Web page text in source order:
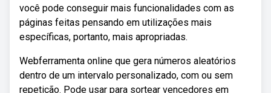
você pode conseguir mais funcionalidades com as
páginas feitas pensando em utilizações mais
específicas, portanto, mais apropriadas.
Webferramenta online que gera números aleatórios
dentro de um intervalo personalizado, com ou sem
repetição. Pode usar para sortear vencedores em